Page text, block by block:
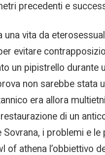
precedenti e
una vita da
evitare
un pipistrello
non sarebbe stata
era allora
di un
i problemi e
athena l’obbiettivo